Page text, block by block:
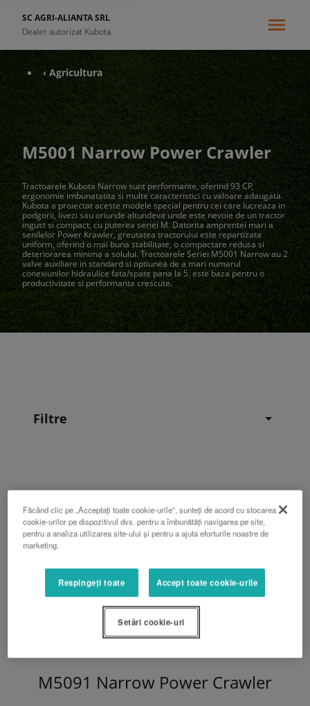
SC AGRI-ALIANTA SRL
Dealer autorizat Kubota
‹ Agricultura
M5001 Narrow Power Crawler
Tractoarele Kubota Narrow sunt performante, oferind 93 CP,
ergonomie imbunatatita si multe caracteristici cu valoare adaugata.
Kubota a proiectat aceste modele special pentru cei care lucreaza in
podgorii, livezi sau oriunde altundeva unde este nevoie de un tractor
ingust si compact, cu puterea seriei M. Datorita amprentei mari a
senilelor Power Krawler, greutatea tractorului este repartizata
uniform, oferind o mai buna stabilitate, o compactare redusa si
deteriorarea minima a solului. Tractoarele Seriei M5001 Narrow au 2
valve auxiliare in standard si optiunea de a mari numarul
conexiunilor hidraulice fata/spate pana la 5. este baza pentru o
productivitate si performanta crescute.
Filtre
M5091 Narrow Power Crawler
Făcând clic pe „Acceptați toate cookie-urile”, sunteți de acord cu stocarea
cookie-urilor pe dispozitivul dvs. pentru a îmbunătăți navigarea pe site,
pentru a analiza utilizarea site-ului și pentru a ajuta eforturile noastre de
marketing.
Respingeți toate Accept toate cookie-urile
Setări cookie-uri